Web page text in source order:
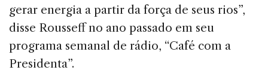
gerar energia a partir da força de seus rios”,
disse Rousseff no ano passado em seu
programa semanal de rádio, “Café com a
Presidenta”.